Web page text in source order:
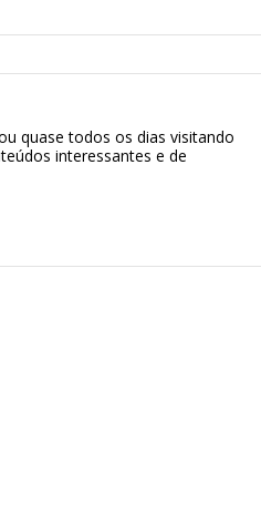
quase todos os dias visitando
interessantes e de